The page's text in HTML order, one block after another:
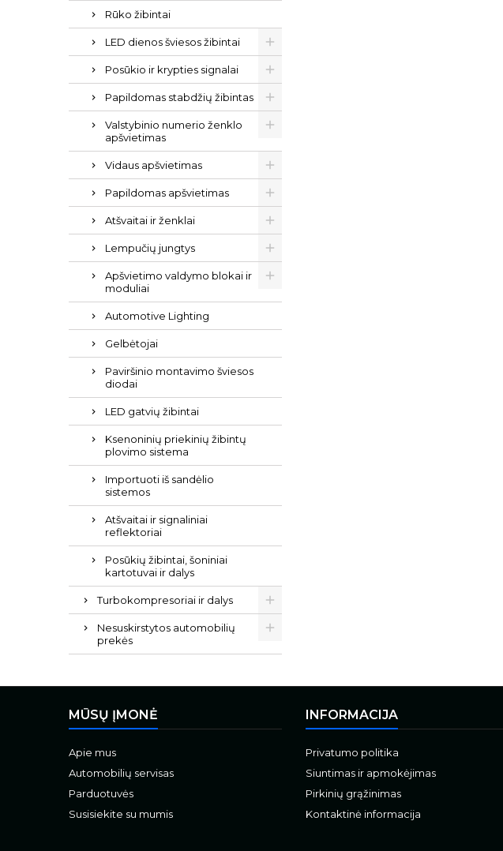
Rūko žibintai
LED dienos šviesos žibintai
Posūkio ir krypties signalai
Papildomas stabdžių žibintas
Valstybinio numerio ženklo
apšvietimas
Vidaus apšvietimas
Papildomas apšvietimas
Atšvaitai ir ženklai
Lempučių jungtys
Apšvietimo valdymo blokai ir
moduliai
Automotive Lighting
Gelbėtojai
Paviršinio montavimo šviesos
diodai
LED gatvių žibintai
Ksenoninių priekinių žibintų
plovimo sistema
Importuoti iš sandėlio
sistemos
Atšvaitai ir signaliniai
reflektoriai
Posūkių žibintai, šoniniai
kartotuvai ir dalys
Turbokompresoriai ir dalys
Nesuskirstytos automobilių
prekės
MŪSŲ ĮMONĖ
Apie mus
Automobilių servisas
Parduotuvės
Susisiekite su mumis
INFORMACIJA
Privatumo politika
Siuntimas ir apmokėjimas
Pirkinių grąžinimas
Kontaktinė informacija